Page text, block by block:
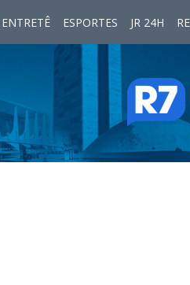
ENTRETÊ ESPORTES JR 24H